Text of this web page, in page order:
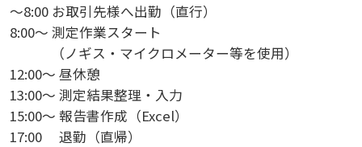
～8:00 お取引先様へ出勤（直行）
8:00～ 測定作業スタート
（ノギス・マイクロメーター等を使用）
12:00～ 昼休憩
13:00～ 測定結果整理・入力
15:00～ 報告書作成（Excel）
17:00 退勤（直帰）